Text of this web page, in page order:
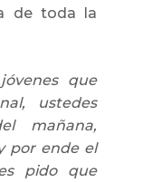
de toda la
que
ustedes
mañana,
por ende el
pido que